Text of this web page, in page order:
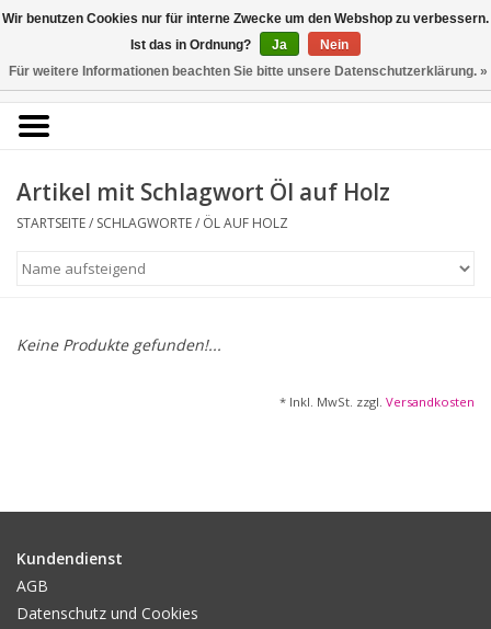
0 Artikel - €0,00
Kunstantiquariat
Rolf Brehmer
Portal für Grafik aus 5
KÜNSTLERLISTE
Startseite
Alle Werke
Fotografie
Artikel mit Schlagwort Öl auf Holz
STARTSEITE/ SCHLAGWORTE/ ÖL AUF HOLZ
Keine Produkte gefunden!...
* Inkl. MwSt. zzgl. Versandkosten
Kundendienst
AGB
Datenschutz und Cookies
Wir benutzen Cookies nur für interne Zwecke um den Webshop zu verbessern.
Ist das in Ordnung?
Ja
Nein
Für weitere Informationen beachten Sie bitte unsere Datenschutzerklärung. »